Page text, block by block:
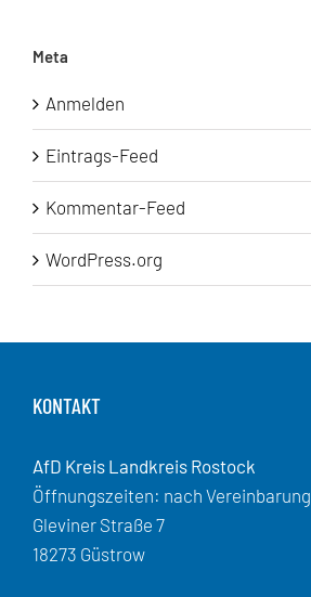
Meta
Anmelden
Eintrags-Feed
Kommentar-Feed
WordPress.org
KONTAKT
AfD Kreis Landkreis Rostock
Öffnungszeiten: nach Vereinbarung
Gleviner Straße 7
18273 Güstrow